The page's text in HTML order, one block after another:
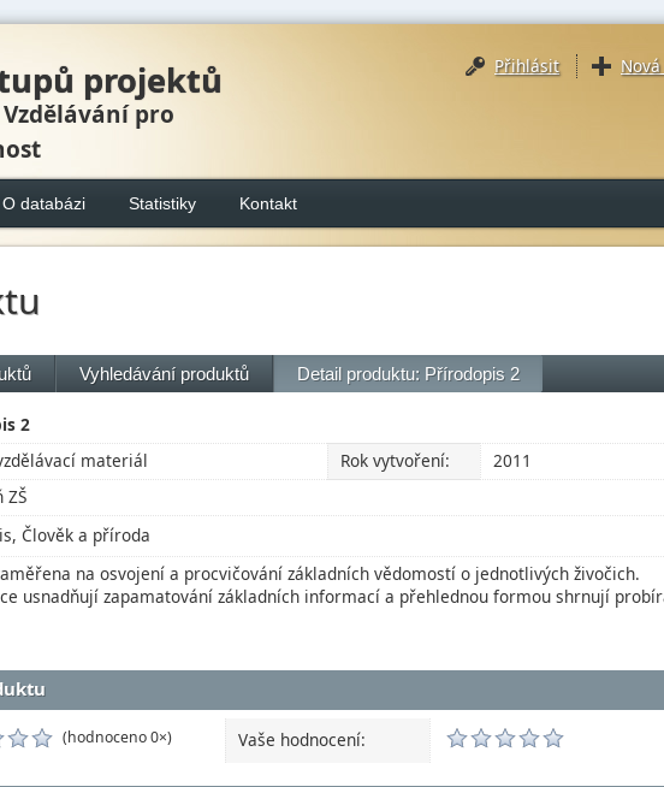
projektů
pro
Přihlásit
O databázi Statistiky Kontakt
Vyhledávání produktů Detail produktu: Přírodopis 2
2
materiál Rok vytvoření:
2011
ZŠ
Člověk a příroda
na osvojení a procvičování základních vědomostí o jednotlivých živočich.
usnadňují zapamatování základních informací a přehlednou formou shrnují
(hodnoceno 0×) Vaše hodnocení: